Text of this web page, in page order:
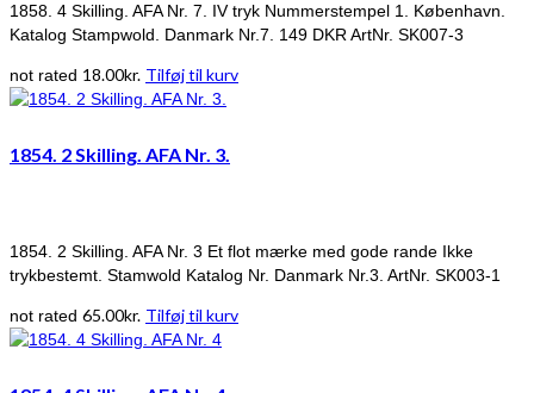
1858. 4 Skilling. AFA Nr. 7. IV tryk Nummerstempel 1. København.
Katalog Stampwold. Danmark Nr.7. 149 DKR ArtNr. SK007-3
not rated 18.00kr. Tilføj til kurv
1854. 2 Skilling. AFA Nr. 3.
1854. 2 Skilling. AFA Nr. 3 Et flot mærke med gode rande Ikke
trykbestemt. Stamwold Katalog Nr. Danmark Nr.3. ArtNr. SK003-1
not rated 65.00kr. Tilføj til kurv